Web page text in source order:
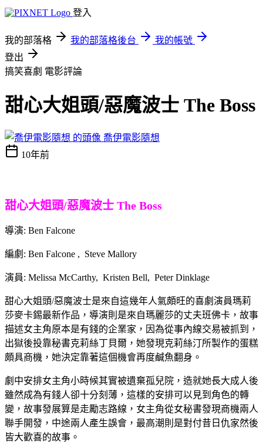
登入
我的部落格 我的部落格後台
我的帳號
登出
搞笑喜劇 電影評論
甜心大姐頭/惡魔波士 The Boss
喬伊電影隨想
10年前
甜心大姐頭/惡魔波士 The Boss
導演: Ben Falcone
編劇: Ben Falcone , Steve Mallory
演員: Melissa McCarthy, Kristen Bell, Peter Dinklage
甜心大姐頭/惡魔波士是來自這幾年人氣頗旺的喜劇演員瑪莉
莎麥卡錫最新作品，導演則是來自瑪麗莎的丈夫班佛卡，故事
描述女主角原本是有錢的企業家，因為從事內線交易被抓到，
出獄後投靠秘書克莉絲丁貝爾，她發現克莉絲汀所製作的蛋糕
頗具商機，她決定靠著這個機會再度鹹魚翻身。
劇中安排女主角小時候其實被遺棄孤兒院，造就她長大成人後
雖然成為有錢人卻十分刻薄，這樣的安排可以見到角色的轉
變，故事發展算是走勵志路線，女主角從女秘書發現商機兩人
聯手開發，中途兩人產生誤會，最高潮則是對付昔日仇家然後
皆大歡喜的故事。